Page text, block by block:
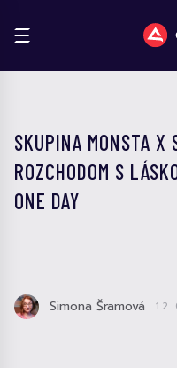
SKUPINA MONSTA X
ROZCHODOM S
ONE DAY
Simona Šramová